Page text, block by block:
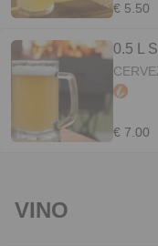
€ 5.50
0.5 L
€ 7.00
VINO